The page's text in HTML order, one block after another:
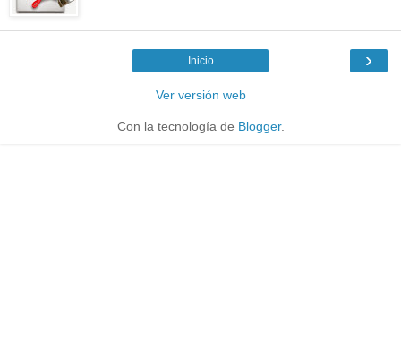
›
Inicio
Ver versión web
Con la tecnología de Blogger.